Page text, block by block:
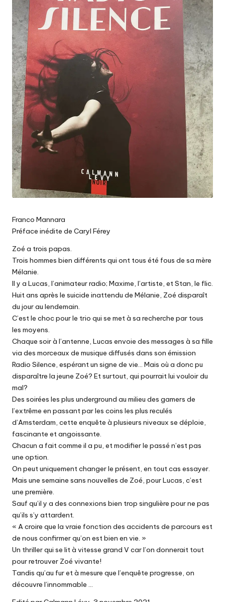
Franco Mannara
Préface inédite de Caryl Férey
Zoé a trois papas.
Trois hommes bien différents qui ont tous été fous de sa mère
Mélanie.
Il y a Lucas, l’animateur radio; Maxime, l’artiste, et Stan, le flic.
Huit ans après le suicide inattendu de Mélanie, Zoé disparaît
du jour au lendemain.
C’est le choc pour le trio qui se met à sa recherche par tous
les moyens.
Chaque soir à l’antenne, Lucas envoie des messages à sa fille
via des morceaux de musique diffusés dans son émission
Radio Silence, espérant un signe de vie… Mais où a donc pu
disparaître la jeune Zoé? Et surtout, qui pourrait lui vouloir du
mal?
Des soirées les plus underground au milieu des gamers de
l’extrême en passant par les coins les plus reculés
d’Amsterdam, cette enquête à plusieurs niveaux se déploie,
fascinante et angoissante.
Chacun a fait comme il a pu, et modifier le passé n’est pas
une option.
On peut uniquement changer le présent, en tout cas essayer.
Mais une semaine sans nouvelles de Zoé, pour Lucas, c’est
une première.
Sauf qu’il y a des connexions bien trop singulière pour ne pas
qu’ils s’y attardent.
« A croire que la vraie fonction des accidents de parcours est
de nous confirmer qu’on est bien en vie. »
Un thriller qui se lit à vitesse grand V car l’on donnerait tout
pour retrouver Zoé vivante!
Tandis qu’au fur et à mesure que l’enquête progresse, on
découvre l’innommable …